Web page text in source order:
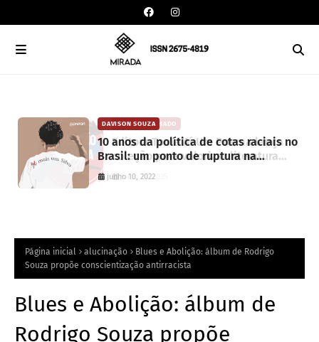
DAVISON SOUZA
10 anos da política de cotas raciais no
Brasil: um ponto de ruptura na
colonialidade
junho 10, 2022
Página inicial alucinação
Blues e Abolição: álbum de Rodrigo
Souza propõe conscientização antirracista
Blues e Abolição: álbum de
Rodrigo Souza propõe